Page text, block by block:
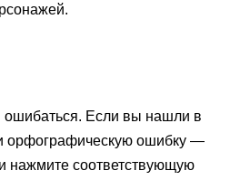
Если вы нашли в
орфографическую ошибку —
нажмите соответствующую